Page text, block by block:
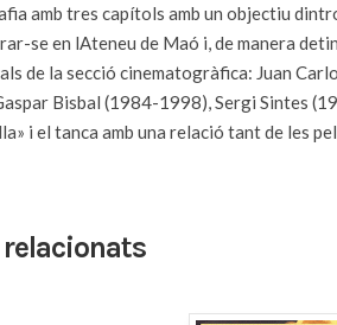
amb tres capítols amb un objectiu
se en lAteneu de Maó i, de manera
de la secció cinematogràfica: Juan
Bisbal (1984-1998), Sergi Sintes
i el tanca amb una relació tant de les